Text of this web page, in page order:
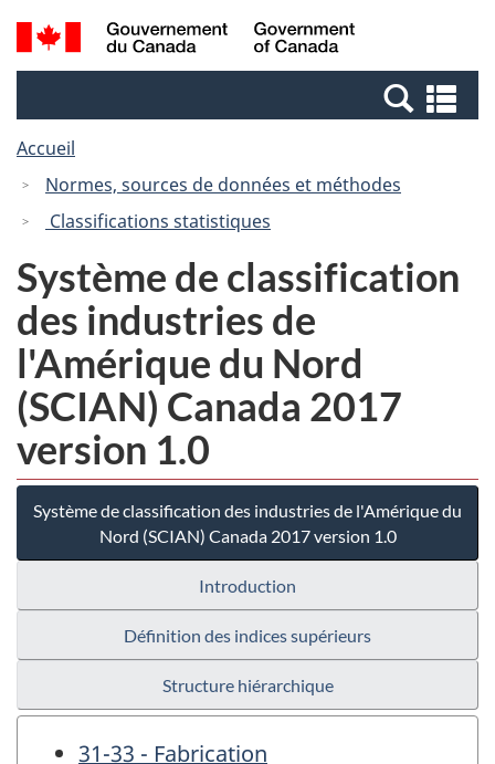
Passer
au
Passer
à
Canada
Recherche
et
et
Accueil
Normes, sources de données et méthodes
Classifications statistiques
Système de classification
des industries de
l'Amérique du Nord
(SCIAN) Canada 2017
version 1.0
Système de classification des industries de l'Amérique du
Nord (SCIAN) Canada 2017 version 1.0
Introduction
Définition des indices supérieurs
Structure hiérarchique
31-33 - Fabrication